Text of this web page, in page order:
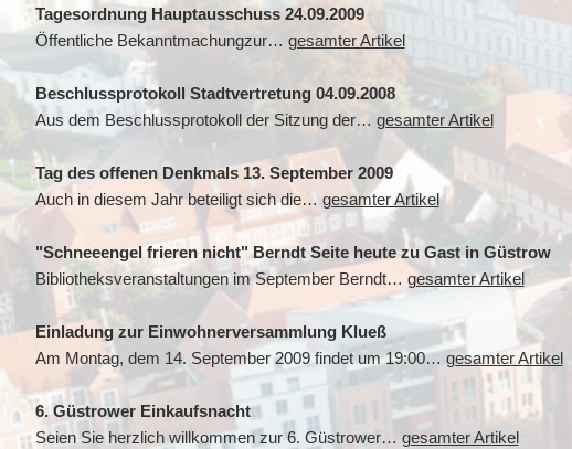
Tagesordnung Hauptausschuss 24.09.2009
Öffentliche Bekanntmachungzur… gesamter Artikel
Beschlussprotokoll Stadtvertretung 04.09.2008
Aus dem Beschlussprotokoll der Sitzung der… gesamter Artikel
Tag des offenen Denkmals 13. September 2009
Auch in diesem Jahr beteiligt sich die… gesamter Artikel
"Schneeengel frieren nicht" Berndt Seite heute zu Gast in Güstrow
Bibliotheksveranstaltungen im September Berndt… gesamter Artikel
Einladung zur Einwohnerversammlung Klueß
Am Montag, dem 14. September 2009 findet um 19:00… gesamter Artikel
6. Güstrower Einkaufsnacht
Seien Sie herzlich willkommen zur 6. Güstrower… gesamter Artikel